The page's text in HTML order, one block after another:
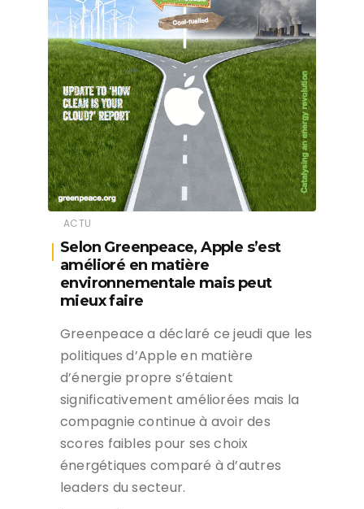
ACTU
Selon Greenpeace, Apple s’est
amélioré en matière
environnementale mais peut
mieux faire
Greenpeace a déclaré ce jeudi que les
politiques d’Apple en matière
d’énergie propre s’étaient
significativement améliorées mais la
compagnie continue à avoir des
scores faibles pour ses choix
énergétiques comparé à d’autres
leaders du secteur.